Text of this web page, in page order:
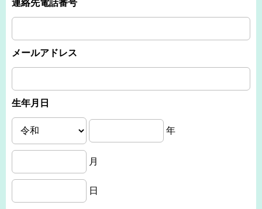
連絡先電話番号
メールアドレス
生年月日
年
月
日